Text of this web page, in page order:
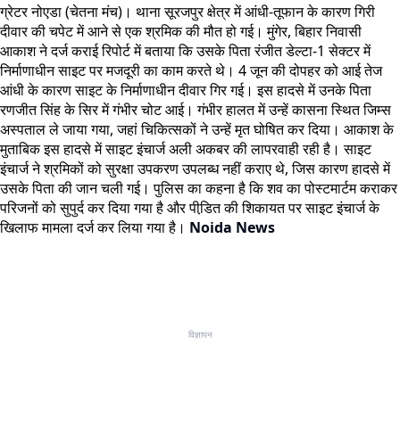
ग्रेटर नोएडा (चेतना मंच)। थाना सूरजपुर क्षेत्र में आंधी-तूफान के कारण गिरी
दीवार की चपेट में आने से एक श्रमिक की मौत हो गई। मुंगेर, बिहार निवासी
आकाश ने दर्ज कराई रिपोर्ट में बताया कि उसके पिता रंजीत डेल्टा-1 सेक्टर में
निर्माणाधीन साइट पर मजदूरी का काम करते थे। 4 जून की दोपहर को आई तेज
आंधी के कारण साइट के निर्माणाधीन दीवार गिर गई। इस हादसे में उनके पिता
रणजीत सिंह के सिर में गंभीर चोट आई। गंभीर हालत में उन्हें कासना स्थित जिम्स
अस्पताल ले जाया गया, जहां चिकित्सकों ने उन्हें मृत घोषित कर दिया। आकाश के
मुताबिक इस हादसे में साइट इंचार्ज अली अकबर की लापरवाही रही है। साइट
इंचार्ज ने श्रमिकों को सुरक्षा उपकरण उपलब्ध नहीं कराए थे, जिस कारण हादसे में
उसके पिता की जान चली गई। पुलिस का कहना है कि शव का पोस्टमार्टम कराकर
परिजनों को सुपुर्द कर दिया गया है और पीडि़त की शिकायत पर साइट इंचार्ज के
खिलाफ मामला दर्ज कर लिया गया है। Noida News
विज्ञापन